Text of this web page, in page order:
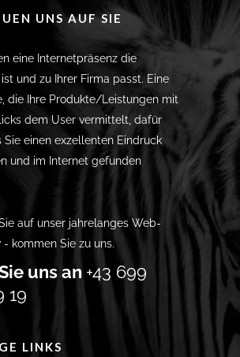
UNS AUF SIE
eine Internetpräsenz die
und zu Ihrer Firma passt. Eine
die Ihre Produkte/Leistungen mit
dem User vermittelt, dafür
Sie einen exzellenten Eindruck
und im Internet gefunden
auf unser jahrelanges Web-
- kommen Sie zu uns.
uns an +43 699
19
LINKS